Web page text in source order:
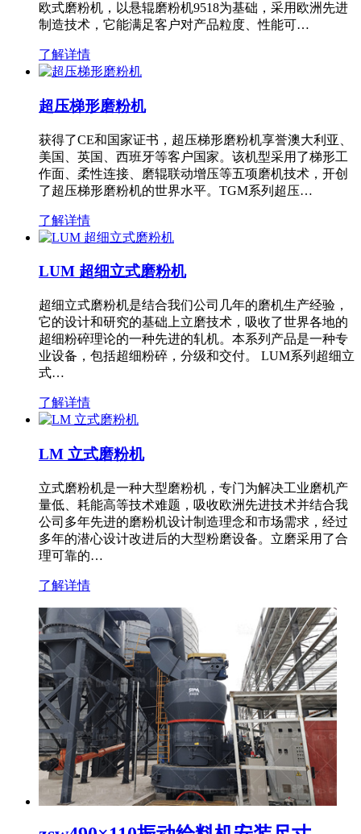
欧式磨粉机，以悬辊磨粉机9518为基础，采用欧洲先进
制造技术，它能满足客户对产品粒度、性能可…
了解详情
超压梯形磨粉机
获得了CE和国家证书，超压梯形磨粉机享誉澳大利亚、
美国、英国、西班牙等客户国家。该机型采用了梯形工
作面、柔性连接、磨辊联动增压等五项磨机技术，开创
了超压梯形磨粉机的世界水平。TGM系列超压…
了解详情
LUM 超细立式磨粉机
超细立式磨粉机是结合我们公司几年的磨机生产经验，
它的设计和研究的基础上立磨技术，吸收了世界各地的
超细粉碎理论的一种先进的轧机。本系列产品是一种专
业设备，包括超细粉碎，分级和交付。 LUM系列超细立
式…
了解详情
LM 立式磨粉机
立式磨粉机是一种大型磨粉机，专门为解决工业磨机产
量低、耗能高等技术难题，吸收欧洲先进技术并结合我
公司多年先进的磨粉机设计制造理念和市场需求，经过
多年的潜心设计改进后的大型粉磨设备。立磨采用了合
理可靠的…
了解详情